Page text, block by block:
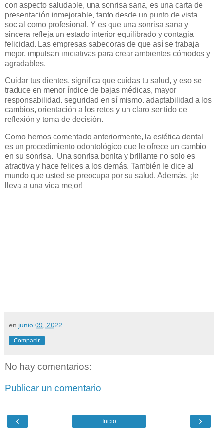
con aspecto saludable, una sonrisa sana, es una carta de
presentación inmejorable, tanto desde un punto de vista
social como profesional. Y es que una sonrisa sana y
sincera refleja un estado interior equilibrado y contagia
felicidad. Las empresas sabedoras de que así se trabaja
mejor, impulsan iniciativas para crear ambientes cómodos y
agradables.
Cuidar tus dientes, significa que cuidas tu salud, y eso se
traduce en menor índice de bajas médicas, mayor
responsabilidad, seguridad en sí mismo, adaptabilidad a los
cambios, orientación a los retos y un claro sentido de
reflexión y toma de decisión.
Como hemos comentado anteriormente, la estética dental
es un procedimiento odontológico que le ofrece un cambio
en su sonrisa. Una sonrisa bonita y brillante no solo es
atractiva y hace felices a los demás. También le dice al
mundo que usted se preocupa por su salud. Además, ¡le
lleva a una vida mejor!
en junio 09, 2022
Compartir
No hay comentarios:
Publicar un comentario
‹ ›
Inicio